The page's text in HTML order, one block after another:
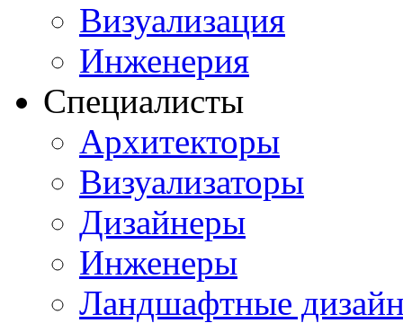
Визуализация
Инженерия
Специалисты
Архитекторы
Визуализаторы
Дизайнеры
Инженеры
Ландшафтные